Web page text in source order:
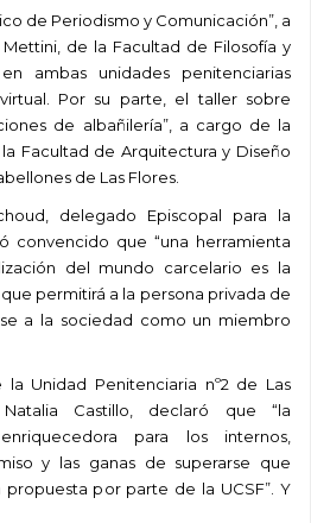
de Periodismo y Comunicación”, a
de la Facultad de Filosofía y
ambas unidades penitenciarias
Por su parte, el taller sobre
de albañilería”, a cargo de la
Facultad de Arquitectura y Diseño
de Las Flores.
delegado Episcopal para la
convencido que “una herramienta
del mundo carcelario es la
permitirá a la persona privada de
a la sociedad como un miembro
Unidad Penitenciaria nº2 de Las
Castillo, declaró que “la
para los internos,
y las ganas de superarse que
por parte de la UCSF”. Y